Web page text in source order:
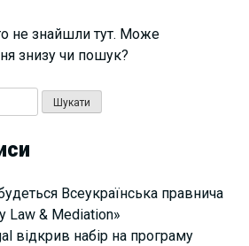
не знайшли тут. Може
знизу чи пошук?
Всеукраїнська правнича
Law & Mediation»
відкрив набір на програму